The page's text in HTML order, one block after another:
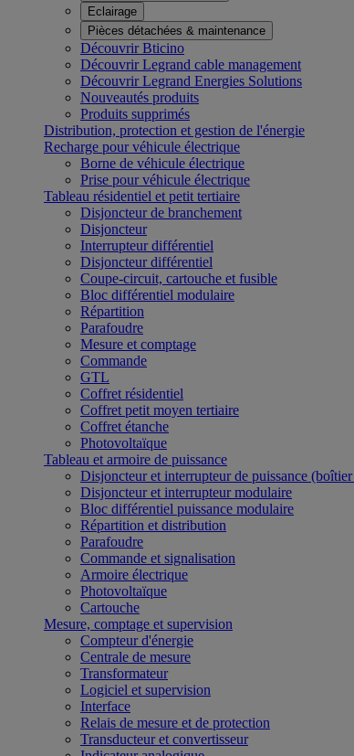
Eclairage
Pièces détachées & maintenance
Découvrir Bticino
Découvrir Legrand cable management
Découvrir Legrand Energies Solutions
Nouveautés produits
Produits supprimés
Distribution, protection et gestion de l'énergie
Recharge pour véhicule électrique
Borne de véhicule électrique
Prise pour véhicule électrique
Tableau résidentiel et petit tertiaire
Disjoncteur de branchement
Disjoncteur
Interrupteur différentiel
Disjoncteur différentiel
Coupe-circuit, cartouche et fusible
Bloc différentiel modulaire
Répartition
Parafoudre
Mesure et comptage
Commande
GTL
Coffret résidentiel
Coffret petit moyen tertiaire
Coffret étanche
Photovoltaïque
Tableau et armoire de puissance
Disjoncteur et interrupteur de puissance
Disjoncteur et interrupteur modulaire
Bloc différentiel puissance modulaire
Répartition et distribution
Parafoudre
Commande et signalisation
Armoire électrique
Photovoltaïque
Cartouche
Mesure, comptage et supervision
Compteur d'énergie
Centrale de mesure
Transformateur
Logiciel et supervision
Interface
Relais de mesure et de protection
Transducteur et convertisseur